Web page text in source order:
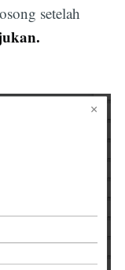
setelah